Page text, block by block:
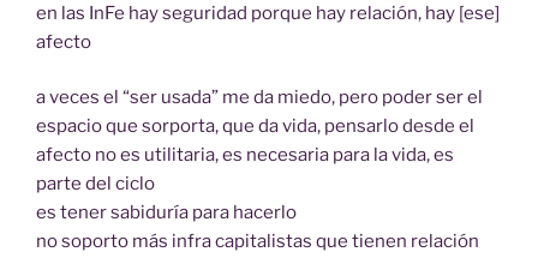
en las InFe hay seguridad porque hay relación, hay [ese]
afecto
a veces el “ser usada” me da miedo, pero poder ser el
espacio que sorporta, que da vida, pensarlo desde el
afecto no es utilitaria, es necesaria para la vida, es
parte del ciclo
es tener sabiduría para hacerlo
no soporto más infra capitalistas que tienen relación